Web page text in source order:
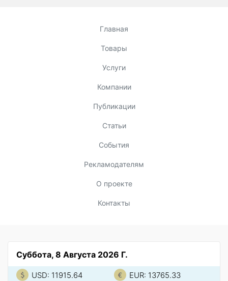
Главная
Товары
Услуги
Компании
Публикации
Статьи
События
Рекламодателям
О проекте
Контакты
Суббота, 8 Августа 2026 Г.
USD: 11915.64 EUR: 13765.33